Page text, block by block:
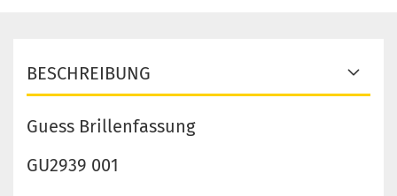
BESCHREIBUNG
Guess Brillenfassung
GU2939 001